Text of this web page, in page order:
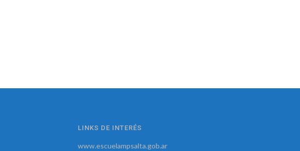
LINKS DE INTERÉS
www.escuelampsalta.gob.ar